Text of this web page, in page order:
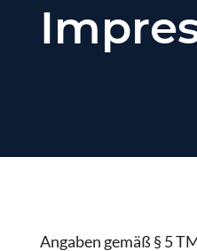
Angaben gemäß § 5